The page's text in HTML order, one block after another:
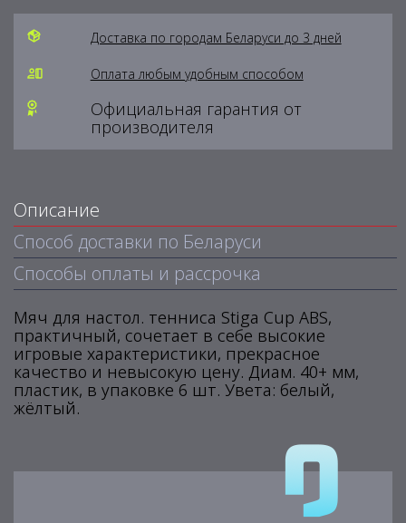
Доставка по городам Беларуси до 3 дней
Оплата любым удобным способом
Официальная гарантия от
производителя
Описание
Способ доставки по Беларуси
Способы оплаты и рассрочка
Мяч для настол. тенниса Stiga Cup ABS,
практичный, сочетает в себе высокие
игровые характеристики, прекрасное
качество и невысокую цену. Диам. 40+ мм,
пластик, в упаковке 6 шт. Увета: белый,
жёлтый.